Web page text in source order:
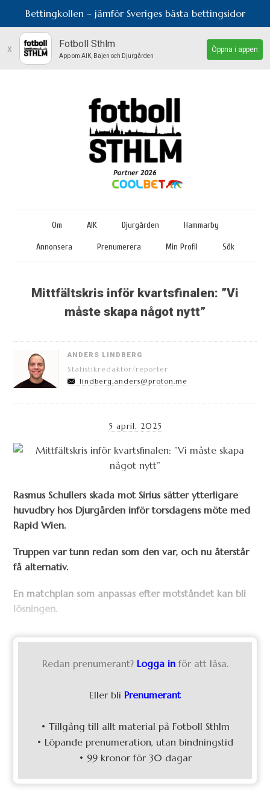
Bettingkollen – jämför Sveriges bästa bettingsidor
x Fotboll Sthlm
App om AIK, Bajen och Djurgården
Öppna i appen
Om AIK Djurgården Hammarby
Annonsera Prenumerera Min Profil Sök
Mittfältskris inför kvartsfinalen: ”Vi
måste skapa något nytt”
ANDERS LINDBERG
Statistikredaktör/reporter
lindberg.anders@proton.me
5 april, 2025
Rasmus Schullers skada mot Sirius sätter ytterligare
huvudbry hos Djurgården inför torsdagens möte med
Rapid Wien.
Truppen var tunn redan som den var, och nu återstår
få alternativ.
En matchplan som anpassas efter motståndet kan bli
lösningen.
Redan prenumerant? Logga in för att läsa.
Eller bli Prenumerant
• Tillgång till allt material på Fotboll Sthlm
• Löpande prenumeration, utan bindningstid
• 99 kronor för 30 dagar